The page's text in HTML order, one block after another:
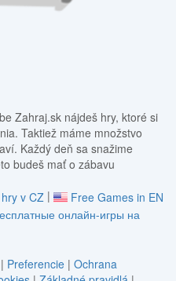
Zahraj.sk nájdeš hry, ktoré si
Taktiež máme množstvo
Každý deň sa snažime
budeš mať o zábavu
v CZ |
Free Games in EN
онлайн-игры на
| Preferencie | Ochrana